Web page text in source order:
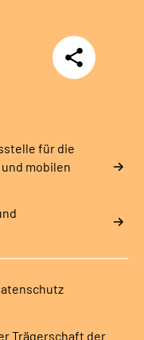
de/deutsche-
Teilen
für die
mobilen
Trägerschaft der